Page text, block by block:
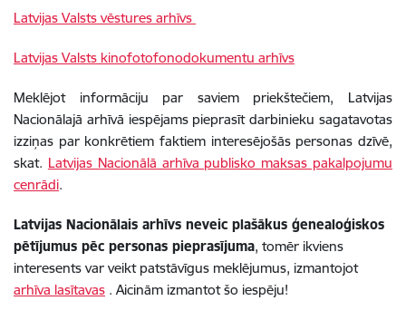
Latvijas Valsts vēstures arhīvs
Latvijas Valsts kinofotofonodokumentu arhīvs
Meklējot informāciju par saviem priekštečiem, Latvijas
Nacionālajā arhīvā iespējams pieprasītdarbinieku sagatavotas
izziņas par konkrētiem faktiem interesējošās personas dzīvē,
skat. Latvijas Nacionālā arhīva publisko maksas pakalpojumu
cenrādi.
Latvijas Nacionālais arhīvs neveic plašākus ģenealoģiskos
pētījumus pēc personas pieprasījuma, tomēr ikviens
interesents var veikt patstāvīgus meklējumus, izmantojot
arhīva lasītavas . Aicinām izmantot šo iespēju!